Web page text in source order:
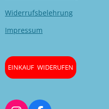
Widerrufsbelehrung
Impressum
EINKAUF WIDERUFEN